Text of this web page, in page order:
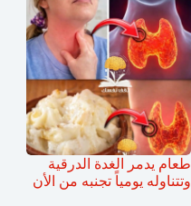
طعام يدمر الغدة الدرقية
وتتناوله يومياً تجنبه من الأن